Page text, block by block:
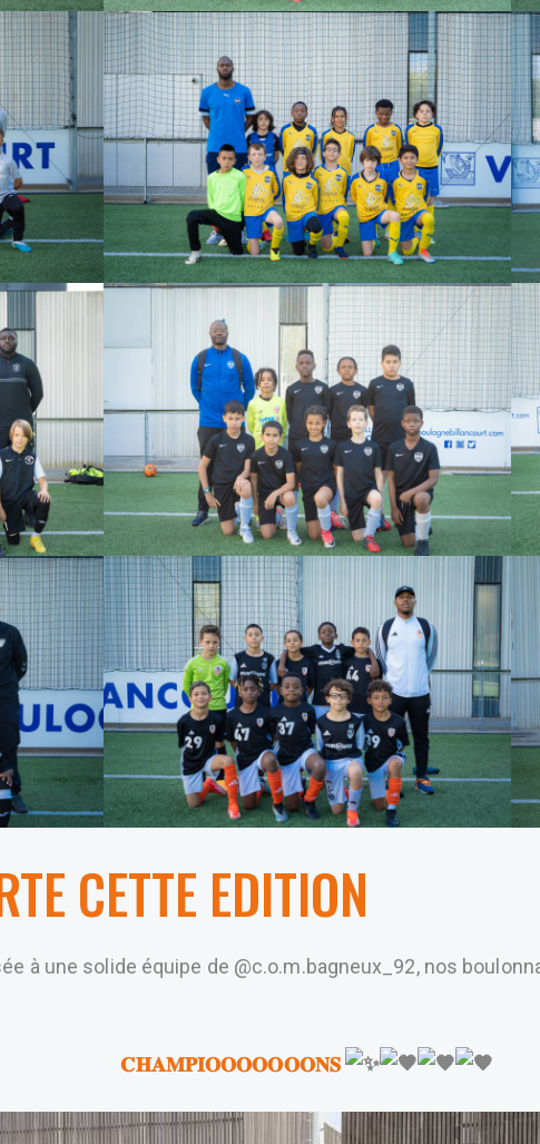
CETTE EDITION
à une solide équipe de @c.o.m.bagneux_92, nos
𝐂𝐇𝐀𝐌𝐏𝐈𝐎𝐎𝐎𝐎𝐎𝐎𝐎𝐍𝐒